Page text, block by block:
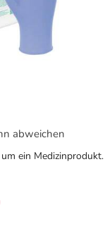
abweichen
ein Medizinprodukt.